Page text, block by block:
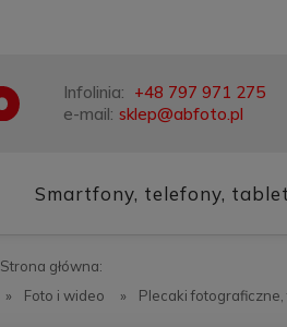
Infolinia: +48 797 971 275
e-mail: sklep@abfoto.pl
Smartfony, telefony,
Strona główna:
»
Foto i wideo » Plecaki